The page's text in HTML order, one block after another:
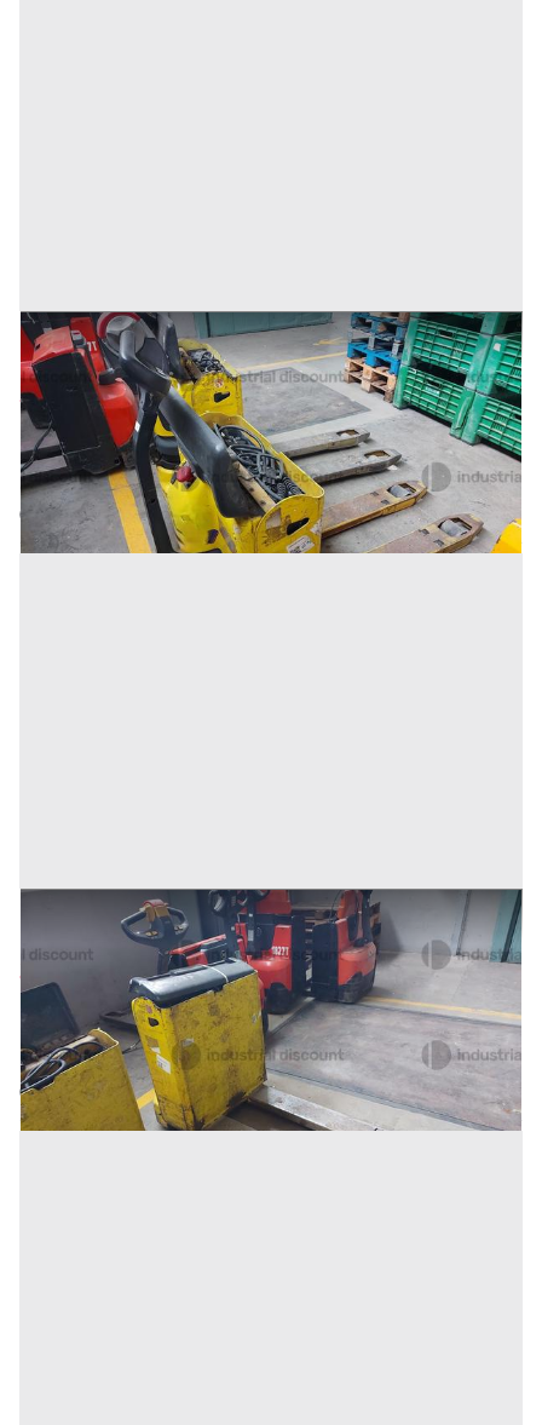
2#9470 Transpallet elettrico Yale MP16
Inserito il: 10/02/2026
Conselve (Padova)
Annuncio scaduto
Prezzo
292 €
Codice annuncio:1400847724
1#9470 Transpallet elettrico Yale MP18
Inserito il: 10/02/2026
Conselve (Padova)
Annuncio scaduto
Prezzo
318 €
Codice annuncio:406949698